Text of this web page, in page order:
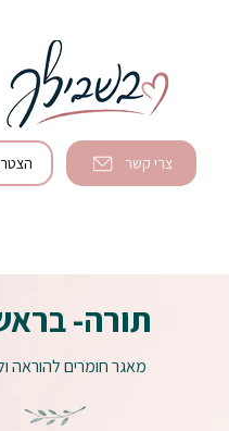
צרי קשר
תורה-
מאגר חומרים להוראה